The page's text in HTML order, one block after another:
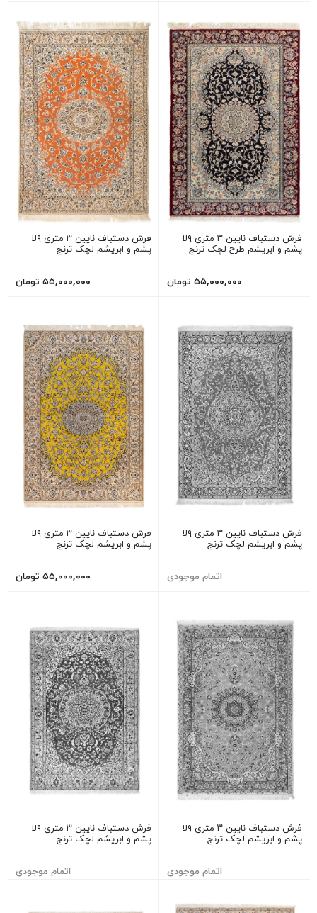
فرش دستباف نایین ۳ متری ۹لا
پشم و ابریشم طرح لچک ترنج
۵۵,۰۰۰,۰۰۰ تومان
فرش دستباف نایین ۳ متری ۹لا
پشم و ابریشم لچک ترنج
۵۵,۰۰۰,۰۰۰ تومان
فرش دستباف نایین ۳ متری ۹لا
پشم و ابریشم لچک ترنج
اتمام موجودی
فرش دستباف نایین ۳ متری ۹لا
پشم و ابریشم لچک ترنج
۵۵,۰۰۰,۰۰۰ تومان
فرش دستباف نایین ۳ متری ۹لا
پشم و ابریشم لچک ترنج
اتمام موجودی
فرش دستباف نایین ۳ متری ۹لا
پشم و ابریشم لچک ترنج
اتمام موجودی